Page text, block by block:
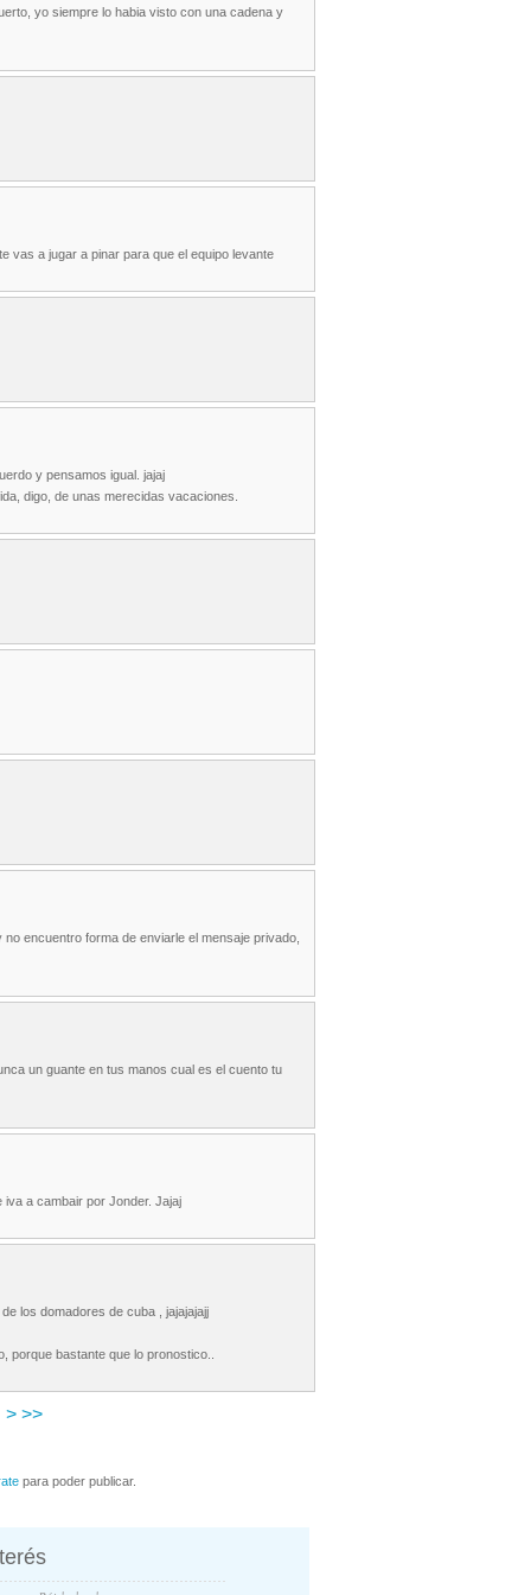
yo siempre lo habia visto con una cadena y
vas a jugar a pinar para que el equipo levante
y pensamos igual. jajaj
digo, de unas merecidas vacaciones.
encuentro forma de enviarle el mensaje privado,
un guante en tus manos cual es el cuento tu
a cambair por Jonder. Jajaj
los domadores de cuba , jajajajajj
bastante que lo pronostico..
> >>
para poder publicar.